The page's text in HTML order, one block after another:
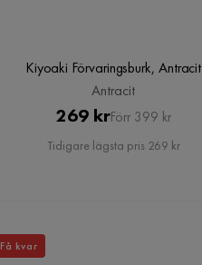
Kiyoaki Förvaringsburk, Antracit
Antracit
Pris
269 krOriginal
Pris
Förr 399 kr
Tidigare lägsta pris 269 kr
Få kvar